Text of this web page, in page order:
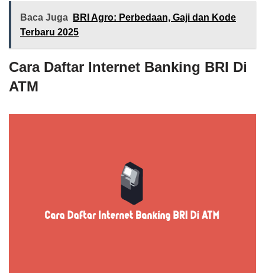
Baca Juga
BRI Agro: Perbedaan, Gaji dan Kode
Terbaru 2025
Cara Daftar Internet Banking BRI Di
ATM